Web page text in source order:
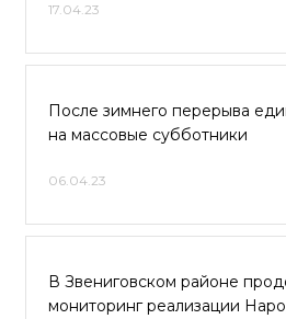
17.04.23
После зимнего перерыва
на массовые субботники
06.04.23
В Звениговском районе
мониторинг реализации